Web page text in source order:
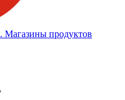
продуктов